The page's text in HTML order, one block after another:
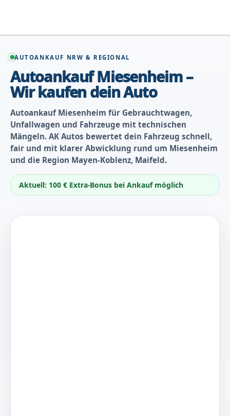
springen
AUTOANKAUF NRW & REGIONAL
Autoankauf Miesenheim –
Wir kaufen dein Auto
Autoankauf Miesenheim für Gebrauchtwagen,
Unfallwagen und Fahrzeuge mit technischen
Mängeln. AK Autos bewertet dein Fahrzeug schnell,
fair und mit klarer Abwicklung rund um Miesenheim
und die Region Mayen-Koblenz, Maifeld.
Aktuell: 100 € Extra-Bonus bei Ankauf möglich